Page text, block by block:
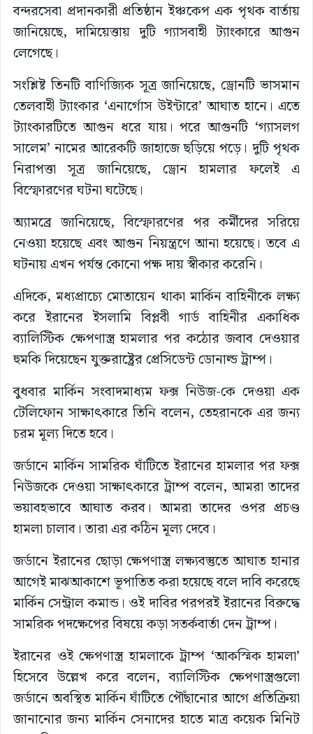
বন্দরসেবা প্রদানকারী প্রতিষ্ঠান ইঞ্চকেপ এক পৃথক বার্তায়
জানিয়েছে, দামিয়েত্তায় দুটি গ্যাসবাহী ট্যাংকারে আগুন
লেগেছে।
সংশ্লিষ্ট তিনটি বাণিজ্যিক সূত্র জানিয়েছে, ড্রোনটি ভাসমান
তেলবাহী ট্যাংকার ‘এনার্গোস উইন্টারে’ আঘাত হানে। এতে
ট্যাংকারটিতে আগুন ধরে যায়। পরে আগুনটি ‘গ্যাসলগ
সালেম’ নামের আরেকটি জাহাজে ছড়িয়ে পড়ে। দুটি পৃথক
নিরাপত্তা সূত্র জানিয়েছে, ড্রোন হামলার ফলেই এ
বিস্ফোরণের ঘটনা ঘটেছে।
অ্যামব্রে জানিয়েছে, বিস্ফোরণের পর কর্মীদের সরিয়ে
নেওয়া হয়েছে এবং আগুন নিয়ন্ত্রণে আনা হয়েছে। তবে এ
ঘটনায় এখন পর্যন্ত কোনো পক্ষ দায় স্বীকার করেনি।
এদিকে, মধ্যপ্রাচ্যে মোতায়েন থাকা মার্কিন বাহিনীকে লক্ষ্য
করে ইরানের ইসলামি বিপ্লবী গার্ড বাহিনীর একাধিক
ব্যালিস্টিক ক্ষেপণাস্ত্র হামলার পর কঠোর জবাব দেওয়ার
হুমকি দিয়েছেন যুক্তরাষ্ট্রের প্রেসিডেন্ট ডোনাল্ড ট্রাম্প।
বুধবার মার্কিন সংবাদমাধ্যম ফক্স নিউজ-কে দেওয়া এক
টেলিফোন সাক্ষাৎকারে তিনি বলেন, তেহরানকে এর জন্য
চরম মূল্য দিতে হবে।
জর্ডানে মার্কিন সামরিক ঘাঁটিতে ইরানের হামলার পর ফক্স
নিউজকে দেওয়া সাক্ষাৎকারে ট্রাম্প বলেন, আমরা তাদের
ভয়াবহভাবে আঘাত করব। আমরা তাদের ওপর প্রচণ্ড
হামলা চালাব। তারা এর কঠিন মূল্য দেবে।
জর্ডানে ইরানের ছোড়া ক্ষেপণাস্ত্র লক্ষ্যবস্তুতে আঘাত হানার
আগেই মাঝআকাশে ভূপাতিত করা হয়েছে বলে দাবি করেছে
মার্কিন সেন্ট্রাল কমান্ড। ওই দাবির পরপরই ইরানের বিরুদ্ধে
সামরিক পদক্ষেপের বিষয়ে কড়া সতর্কবার্তা দেন ট্রাম্প।
ইরানের ওই ক্ষেপণাস্ত্র হামলাকে ট্রাম্প ‘আকস্মিক হামলা’
হিসেবে উল্লেখ করে বলেন, ব্যালিস্টিক ক্ষেপণাস্ত্রগুলো
জর্ডানে অবস্থিত মার্কিন ঘাঁটিতে পৌঁছানোর আগে প্রতিক্রিয়া
জানানোর জন্য মার্কিন সেনাদের হাতে মাত্র কয়েক মিনিট